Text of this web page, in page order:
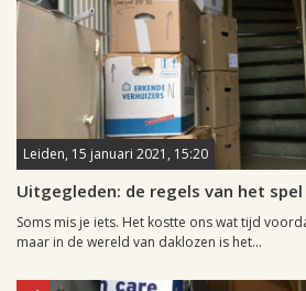
Leiden, 15 januari 2021, 15:20
Uitgegleden: de regels van het spel
Soms mis je iets. Het kostte ons wat tijd
maar in de wereld van daklozen is het...